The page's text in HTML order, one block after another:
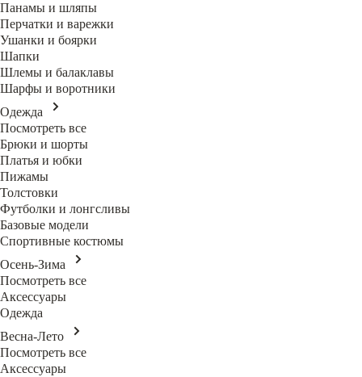
Панамы и шляпы
Перчатки и варежки
Ушанки и боярки
Шапки
Шлемы и балаклавы
Шарфы и воротники
Одежда
Посмотреть все
Брюки и шорты
Платья и юбки
Пижамы
Толстовки
Футболки и лонгсливы
Базовые модели
Спортивные костюмы
Осень-Зима
Посмотреть все
Аксессуары
Одежда
Весна-Лето
Посмотреть все
Аксессуары